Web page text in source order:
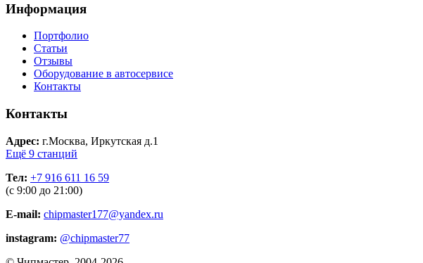
Информация
Портфолио
Статьи
Отзывы
Оборудование в автосервисе
Контакты
Контакты
Адрес: г.Москва, Иркутская д.1
Ещё 9 станций
Тел: +7 916 611 16 59
(с 9:00 до 21:00)
E-mail: chipmaster177@yandex.ru
instagram: @chipmaster77